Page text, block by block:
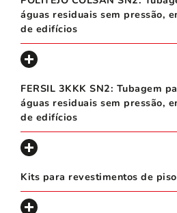
águas residuais sem pressão,
de edifícios
FERSIL 3KKK SN2: Tubagem
águas residuais sem pressão,
de edifícios
Kits para revestimentos de